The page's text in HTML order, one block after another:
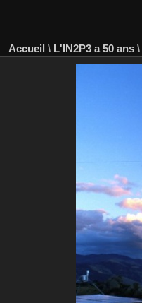
Accueil \ L'IN2P3 a 50 ans \